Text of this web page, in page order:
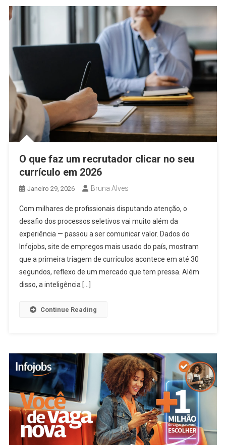
O que faz um recrutador clicar no seu
currículo em 2026
Janeiro 29, 2026 Bruna Alves
Com milhares de profissionais disputando atenção, o
desafio dos processos seletivos vai muito além da
experiência — passou a ser comunicar valor. Dados do
Infojobs, site de empregos mais usado do país, mostram
que a primeira triagem de currículos acontece em até 30
segundos, reflexo de um mercado que tem pressa. Além
disso, a inteligência […]
Continue Reading